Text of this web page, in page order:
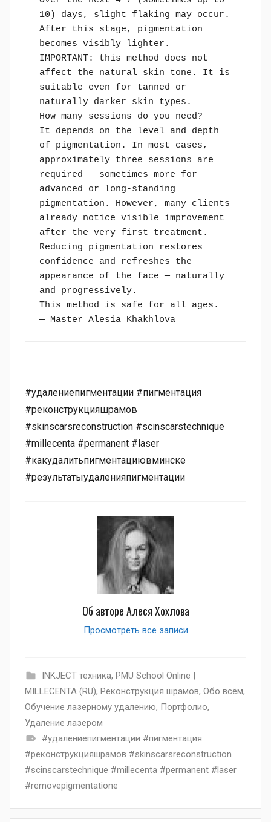
10) days, slight flaking may occur.
After this stage, pigmentation
becomes visibly lighter.
IMPORTANT: this method does not
affect the natural skin tone. It is
suitable even for tanned or
naturally darker skin types.
How many sessions do you need?
It depends on the level and depth
of pigmentation. In most cases,
approximately three sessions are
required — sometimes more for
advanced or long-standing
pigmentation. However, many clients
already notice visible improvement
after the very first treatment.
Reducing pigmentation restores
confidence and refreshes the
appearance of the face — naturally
and progressively.
This method is safe for all ages.
— Master Alesia Khakhlova
#удалениепигментации #пигментация
#реконструкцияшрамов
#skinscarsreconstruction #scinscarstechnique
#millecenta #permanent #laser
#какудалитьпигментациювминске
#результатыудаленияпигментации
Об автореАлеся Хохлова
Просмотреть все записи
INKJECT техника, PMU School Online |
MILLECENTA (RU), Pеконструкция шрамов, Обо всём,
Обучение лазерному удалению, Портфолио,
Удаление лазером
#удалениепигментации #пигментация
#реконструкцияшрамов #skinscarsreconstruction
#scinscarstechnique #millecenta #permanent #laser
#removepigmentatione